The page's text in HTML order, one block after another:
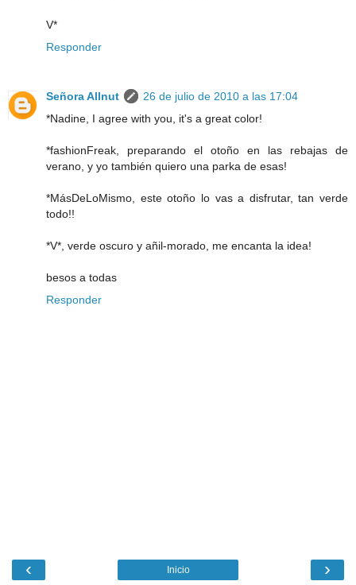
V*
Responder
Señora Allnut
26 de julio de 2010 a las 17:04
*Nadine, I agree with you, it's a great color!
*fashionFreak, preparando el otoño en las rebajas de
verano, y yo también quiero una parka de esas!
*MásDeLoMismo, este otoño lo vas a disfrutar, tan verde
todo!!
*V*, verde oscuro y añil-morado, me encanta la idea!
besos a todas
Responder
‹ ›
Inicio